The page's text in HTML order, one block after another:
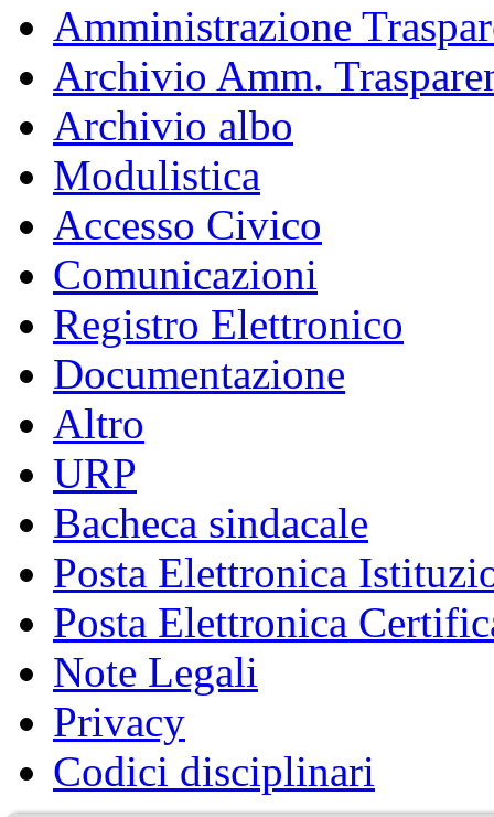
Amministrazione
Archivio Amm.
Archivio albo
Modulistica
Accesso Civico
Comunicazioni
Registro Elettronico
Documentazione
Altro
URP
Bacheca sindacale
Posta Elettronica
Posta Elettronica
Note Legali
Privacy
Codici disciplinari